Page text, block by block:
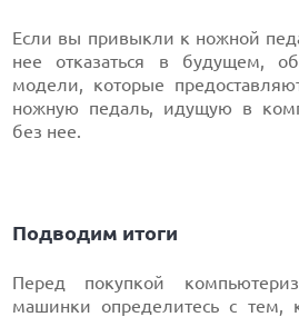
Если вы привыкли к ножной
нее отказаться в будущем,
модели, которые
ножную педаль, идущую в
без нее.
Подводим итоги
Перед покупкой
машинки определитесь с тем,